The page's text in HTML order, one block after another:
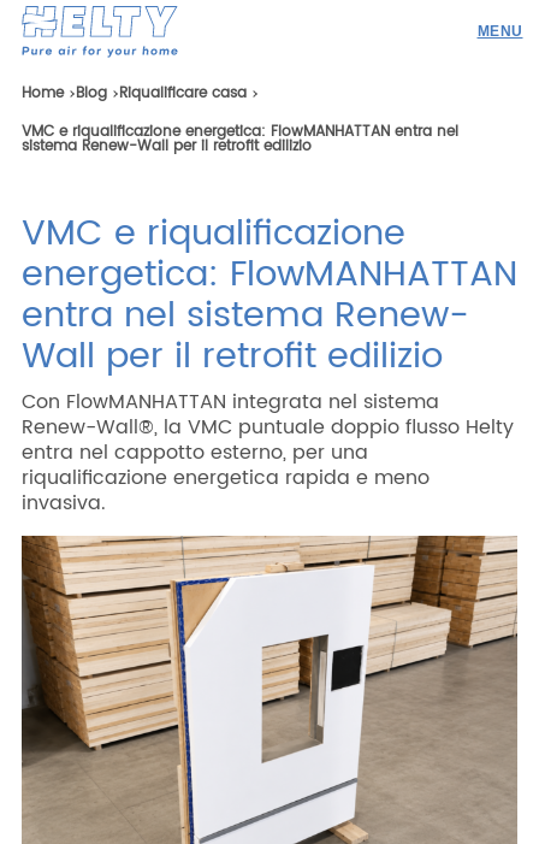
Ricerca
ITA ENG ESP DEU
Azienda
Area riservata
Area riservata CAT
Lavora con noi
Prodotti
Professionisti
Realizzazioni
Risorse
Blog
Contatti
Home Blog Riqualificare casa
VMC e riqualificazione energetica: FlowMANHATTAN entra nel
sistema Renew-Wall per il retrofit edilizio
VMC e riqualificazione
energetica: FlowMANHATTAN
entra nel sistema Renew-
Wall per il retrofit edilizio
Con FlowMANHATTAN integrata nel sistema
Renew-Wall®, la VMC puntuale doppio flusso Helty
entra nel cappotto esterno, per una
riqualificazione energetica rapida e meno
invasiva.